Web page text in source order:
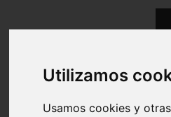
Utilizamos
Usamos cookies y
TALDEA: 0302 SENIOR
GRUPO B